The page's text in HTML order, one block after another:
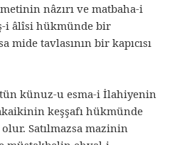
nâzırı ve matbaha-i
i âlîsi hükmünde bir
mide tavlasının bir kapıcısı
künuz-u esma-i İlahiyenin
keşşafı hükmünde
Satılmazsa mazinin